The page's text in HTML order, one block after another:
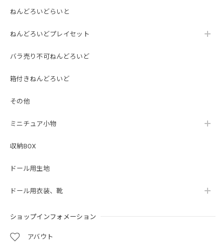
ねんどろいどらいと
ねんどろいどプレイセット
バラ売り不可ねんどろいど
箱付きねんどろいど
その他
ミニチュア小物
収納BOX
ドール用生地
ドール用衣装、靴
ショップインフォメーション
アバウト